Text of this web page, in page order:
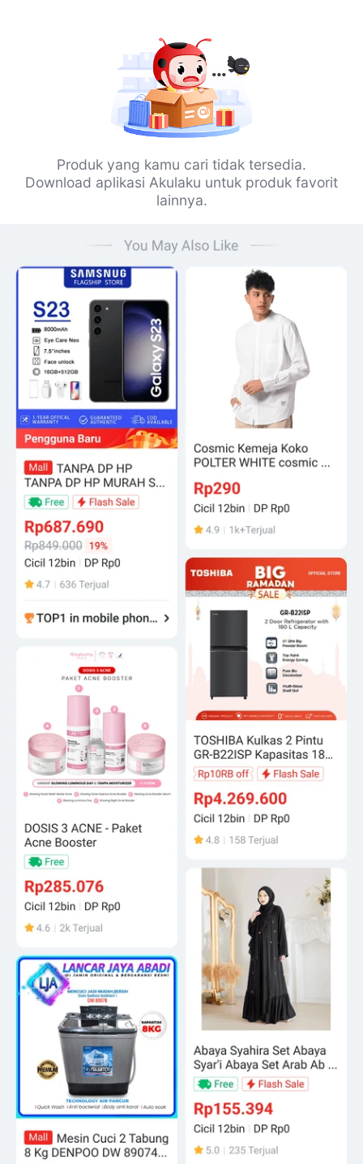
Produk yang kamu cari tidak tersedia.
Download aplikasi Akulaku untuk produk favorit
lainnya.